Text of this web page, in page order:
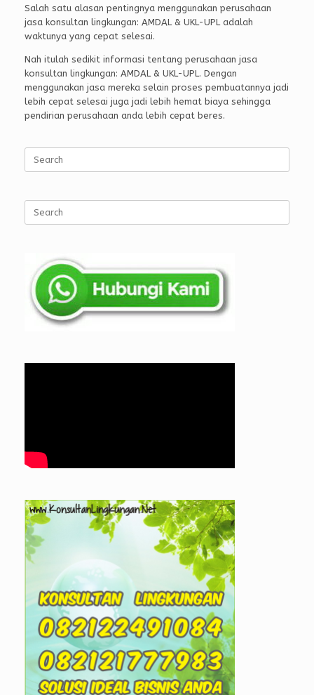
Salah satu alasan pentingnya menggunakan perusahaan
jasa konsultan lingkungan: AMDAL & UKL-UPL adalah
waktunya yang cepat selesai.
Nah itulah sedikit informasi tentang perusahaan jasa
konsultan lingkungan: AMDAL & UKL-UPL. Dengan
menggunakan jasa mereka selain proses pembuatannya jadi
lebih cepat selesai juga jadi lebih hemat biaya sehingga
pendirian perusahaan anda lebih cepat beres.
for:
for: